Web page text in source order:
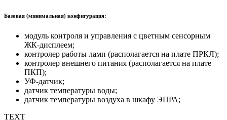
Базовая (минимальная) конфигурация:
модуль контроля и управления с цветным сенсорным
ЖК-дисплеем;
контролер работы ламп (располагается на плате ПРКЛ);
контролер внешнего питания (располагается на плате
ПКП);
УФ-датчик;
датчик температуры воды;
датчик температуры воздуха в шкафу ЭПРА;
TEXT